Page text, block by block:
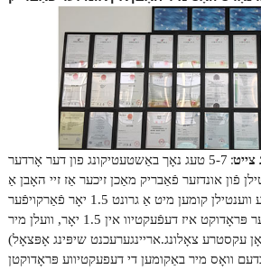
צייט: 5-7 טעג נאָך באַשטעטיקונג פון דער אָרדער
פֿון אונדזער פֿאַבריק מאַכן זיכער אַז זיי האָבן אַ
1.5 יאָר סערוויס לעבן, אַלע ווענטילן קומען מיט אַ גרונט 1.5 יאָר פֿאַרקויפֿער
וואָראַנטי, אויב דער פּראָדוקט איז דעפֿעקטיוו אין 1.5 יאָר, וועלן מיר
עקסטרע צאָלונג.אריינגערעכנט שיפּינג אָפּצאָל)